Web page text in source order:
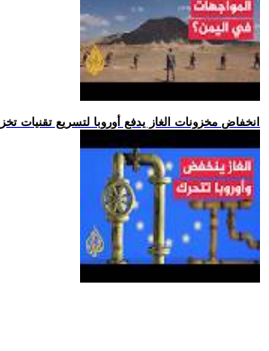
.. انخفاض مخزونات الغاز يدفع أوروبا لتسريع تقنيات